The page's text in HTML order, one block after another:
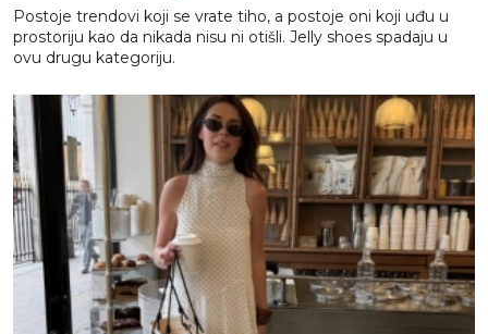
Postoje trendovi koji se vrate tiho, a postoje oni koji uđu u
prostoriju kao da nikada nisu ni otišli. Jelly shoes spadaju u
ovu drugu kategoriju.